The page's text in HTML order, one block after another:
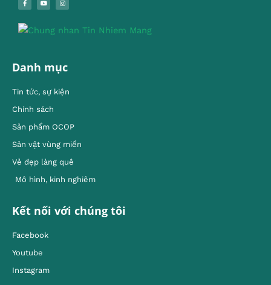
Danh mục
Tin tức, sự kiện
Chính sách
Sản phẩm OCOP
Sản vật vùng miền
Vẻ đẹp làng quê
Mô hình, kinh nghiêm
Kết nối với chúng tôi
Facebook
Youtube
Instagram